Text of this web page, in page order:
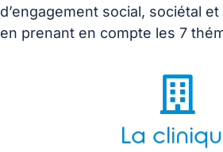
d’engagement social, sociétal
en prenant en compte les 7
La